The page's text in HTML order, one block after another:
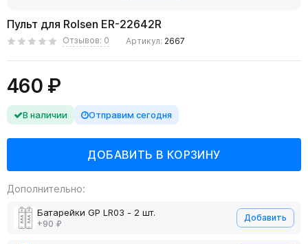
Пульт для Rolsen ER-22642R
Отзывов: 0 Артикул: 2667
460 ₽
В наличии Отправим сегодня
Дополнительно:
Батарейки GP LR03 - 2 шт.
+90 ₽
Добавить